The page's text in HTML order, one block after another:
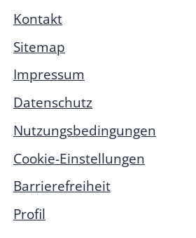
Kontakt
Sitemap
Impressum
Datenschutz
Nutzungsbedingungen
Cookie-Einstellungen
Barrierefreiheit
Profil